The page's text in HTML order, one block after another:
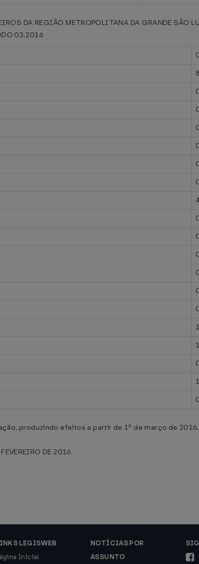
DA REGIÃO METROPOLITANA DA GRANDE SÃO
03.2016
produzindo efeitos a partir de 1º de março de 2016.
DE 2016.
LEGISWEB
Inicial
NOTÍCIAS POR
ASSUNTO